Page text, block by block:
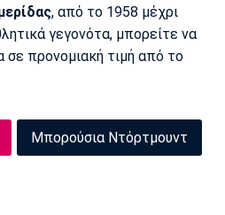
, από το 1958 μέχρι
γεγονότα, μπορείτε να
προνομιακή τιμή από το
Μπορούσια Ντόρτμουντ